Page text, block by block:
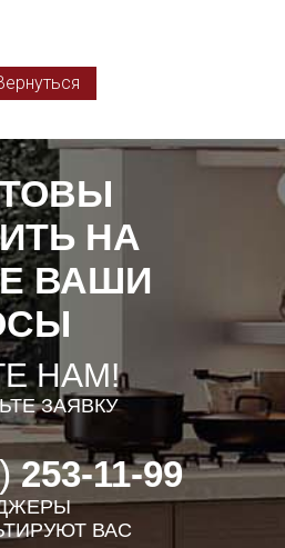
НА
ВАШИ
НАМ!
ЗАЯВКУ
253-11-99
ВАС